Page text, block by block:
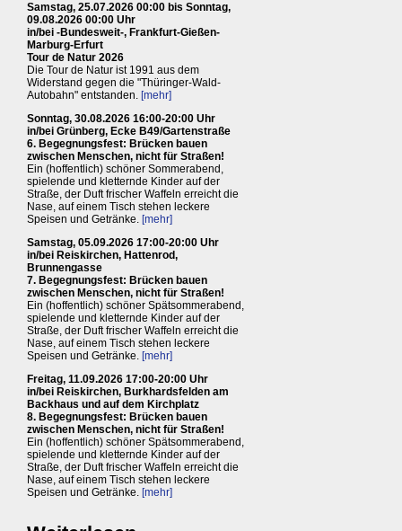
Samstag, 25.07.2026 00:00 bis Sonntag,
09.08.2026 00:00 Uhr
in/bei -Bundesweit-, Frankfurt-Gießen-
Marburg-Erfurt
Tour de Natur 2026
Die Tour de Natur ist 1991 aus dem
Widerstand gegen die "Thüringer-Wald-
Autobahn" entstanden. [mehr]
Sonntag, 30.08.2026 16:00-20:00 Uhr
in/bei Grünberg, Ecke B49/Gartenstraße
6. Begegnungsfest: Brücken bauen
zwischen Menschen, nicht für Straßen!
Ein (hoffentlich) schöner Sommerabend,
spielende und kletternde Kinder auf der
Straße, der Duft frischer Waffeln erreicht die
Nase, auf einem Tisch stehen leckere
Speisen und Getränke. [mehr]
Samstag, 05.09.2026 17:00-20:00 Uhr
in/bei Reiskirchen, Hattenrod,
Brunnengasse
7. Begegnungsfest: Brücken bauen
zwischen Menschen, nicht für Straßen!
Ein (hoffentlich) schöner Spätsommerabend,
spielende und kletternde Kinder auf der
Straße, der Duft frischer Waffeln erreicht die
Nase, auf einem Tisch stehen leckere
Speisen und Getränke. [mehr]
Freitag, 11.09.2026 17:00-20:00 Uhr
in/bei Reiskirchen, Burkhardsfelden am
Backhaus und auf dem Kirchplatz
8. Begegnungsfest: Brücken bauen
zwischen Menschen, nicht für Straßen!
Ein (hoffentlich) schöner Spätsommerabend,
spielende und kletternde Kinder auf der
Straße, der Duft frischer Waffeln erreicht die
Nase, auf einem Tisch stehen leckere
Speisen und Getränke. [mehr]